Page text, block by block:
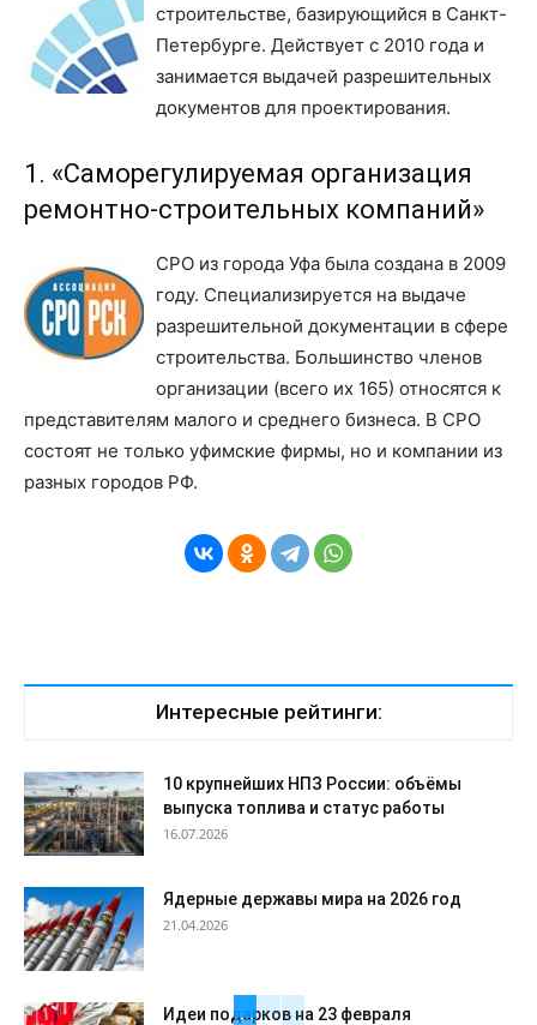
строительстве, базирующийся в Санкт-
Петербурге. Действует с 2010 года и
занимается выдачей разрешительных
документов для проектирования.
1. «Саморегулируемая организация
ремонтно-строительных компаний»
СРО из города Уфа была создана в 2009
году. Специализируется на выдаче
разрешительной документации в сфере
строительства. Большинство членов
организации (всего их 165) относятся к
представителям малого и среднего бизнеса. В СРО
состоят не только уфимские фирмы, но и компании из
разных городов РФ.
Интересные рейтинги:
10 крупнейших НПЗ России: объёмы
выпуска топлива и статус работы
16.07.2026
Ядерные державы мира на 2026 год
21.04.2026
Идеи подарков на 23 февраля